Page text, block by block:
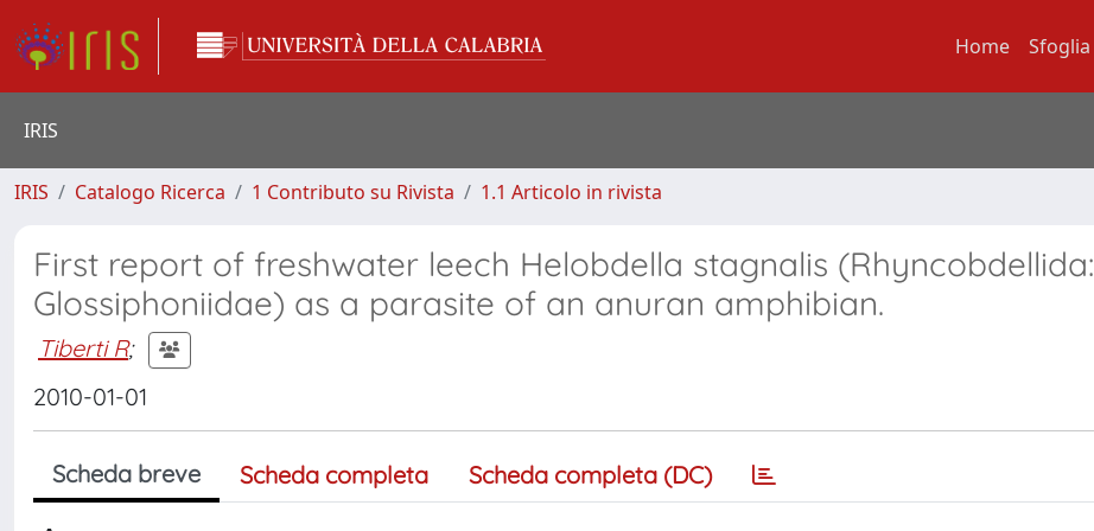
Home Sfoglia
IRIS
IRIS Catalogo Ricerca 1 Contributo su Rivista 1.1 Articolo in rivista
First report of freshwater leech Helobdella stagnalis (Rhyncobdellida:
Glossiphoniidae) as a parasite of an anuran amphibian.
Tiberti R;
2010-01-01
Scheda breve Scheda completa Scheda completa (DC)